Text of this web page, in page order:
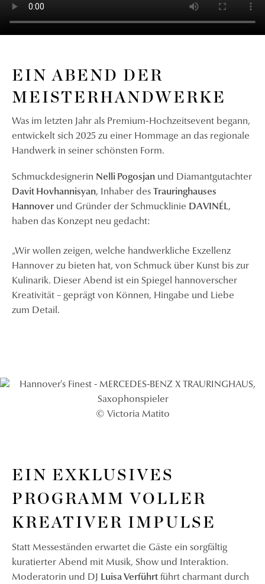
EIN ABEND DER
MEISTERHANDWERKE
Was im letzten Jahr als Premium-Hochzeitsevent begann,
entwickelt sich 2025 zu einer Hommage an das regionale
Handwerk in seiner schönsten Form.
Schmuckdesignerin Nelli Pogosjan und Diamantgutachter
Davit Hovhannisyan, Inhaber des Trauringhauses
Hannover und Gründer der Schmucklinie DAVINÉL,
haben das Konzept neu gedacht:
„Wir wollen zeigen, welche handwerkliche Exzellenz
Hannover zu bieten hat, von Schmuck über Kunst bis zur
Kulinarik. Dieser Abend ist ein Spiegel hannoverscher
Kreativität – geprägt von Können, Hingabe und Liebe
zum Detail.
© Victoria Matito
EIN EXKLUSIVES
PROGRAMM VOLLER
KREATIVER IMPULSE
Statt Messeständen erwartet die Gäste ein sorgfältig
kuratierter Abend mit Musik, Show und Interaktion.
Moderatorin und DJ Luisa Verführt führt charmant durch